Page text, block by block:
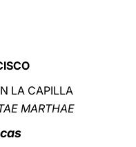
LA CAPILLA
MARTHAE